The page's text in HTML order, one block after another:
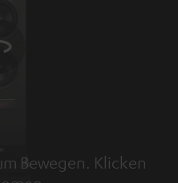
Bewegen. Klicken